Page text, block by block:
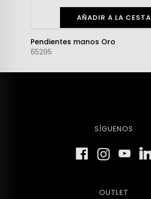
AÑADIR A LA CESTA
Pendientes manos Oro
65295
SÍGUENOS
OUTLET